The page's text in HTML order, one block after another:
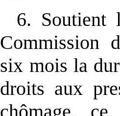
6. Soutient
Commission
six mois la
droits aux
chômage,